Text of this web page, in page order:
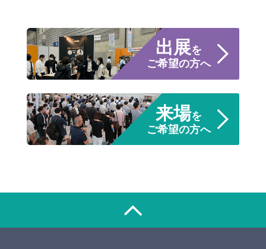
出展を
ご希望の方へ
来場を
ご希望の方へ